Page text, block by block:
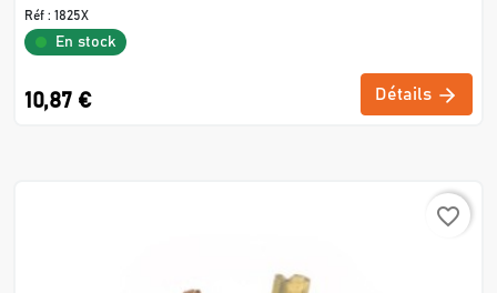
Réf : 1825X
En stock
10,87 € Détails
favorite_border